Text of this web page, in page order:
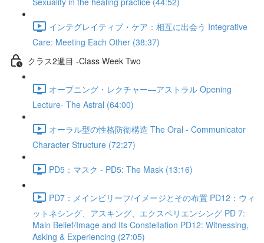
インテグレイティブ・ケア：相互に出会う Integrative
Care: Meeting Each Other (38:37)
クラス2週目 -Class Week Two
オープニング・レクチャー―アストラル Opening
Lecture- The Astral (64:00)
オーラル型の性格防衛構造 The Oral - Communicator
Character Structure (72:27)
PD5：マスク - PD5: The Mask (13:16)
PD7：メインビリーフ/イメージとその布置 PD12：ウィ
ットネシング、アスキング、エクスペリエンシング PD 7:
Main Belief/Image and Its Constellation PD12: Witnessing,
Asking & Experiencing (27:05)